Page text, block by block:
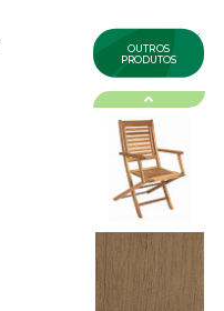
×
OUTROS
PRODUTOS